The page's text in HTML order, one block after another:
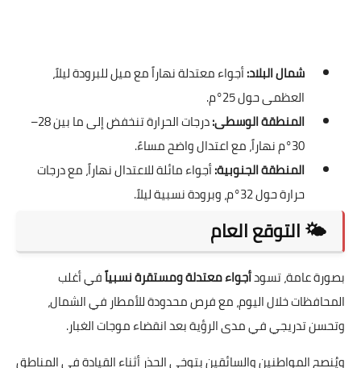
شمال البلاد:أجواء معتدلة نهاراً مع ميل للبرودة ليلاً،
العظمى حول 25°م.
المنطقة الوسطى:
درجات الحرارة تنخفض إلى ما بين 28–
30°م نهاراً، مع اعتدال واضح مساءً.
المنطقة الجنوبية:أجواء مائلة للاعتدال نهاراً، مع درجات
حرارة حول 32°م، وبرودة نسبية ليلاً.
🌤️ التوقع العام
بصورة عامة، تسودأجواء معتدلة ومستقرة نسبياًفي أغلب
المحافظات خلال اليوم، مع فرص محدودة للأمطار في الشمال،
وتحسن تدريجي في مدى الرؤية بعد انقضاء موجات الغبار.
ويُنصح المواطنين والسائقين بتوخي الحذر أثناء القيادة في المناطق